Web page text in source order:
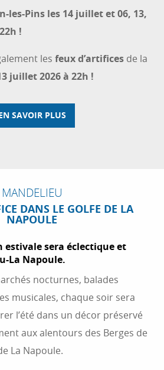
les-Pins les 14 juillet et 06, 13,
!
les feux d’artifices de la
juillet 2026 à 22h !
SAVOIR PLUS
MANDELIEU
DANS LE GOLFE DE LA
NAPOULE
sera éclectique et
La Napoule.
nocturnes, balades
musicales, chaque soir sera
l’été dans un décor préservé
aux alentours des Berges de
La Napoule.